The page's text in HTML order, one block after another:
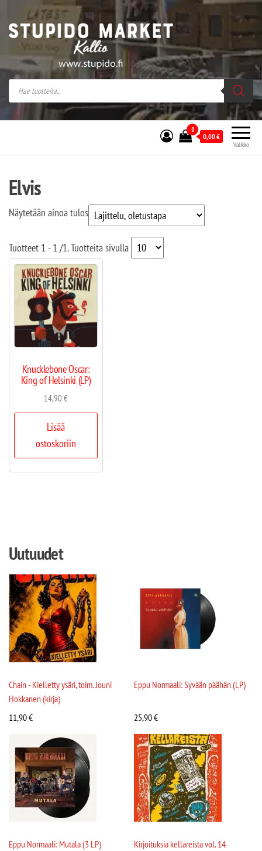
Stupido Market – verkossa ja kivijalassa
Stupido Market on vaihtoehtomusaan
erikoistunut verkko- sekä
kivijalkakauppa Helsingissä Kallion
sydämessä.
Valikko
0
0,00€
Elvis
Näytetään ainoa tulos
Tuotteet 1 - 1 /1. Tuotteita sivulla
Knucklebone Oscar:
King of Helsinki (LP)
14,90€
Lisää
ostoskoriin
Uutuudet
Chain - Kielletty ysäri, toim. Jouni
Hokkanen (kirja)
11,90€
Eppu Normaali: Syvään päähän (LP)
25,90€
Eppu Normaali: Mutala (3 LP)
Kirjoituksia kellareista vol. 14